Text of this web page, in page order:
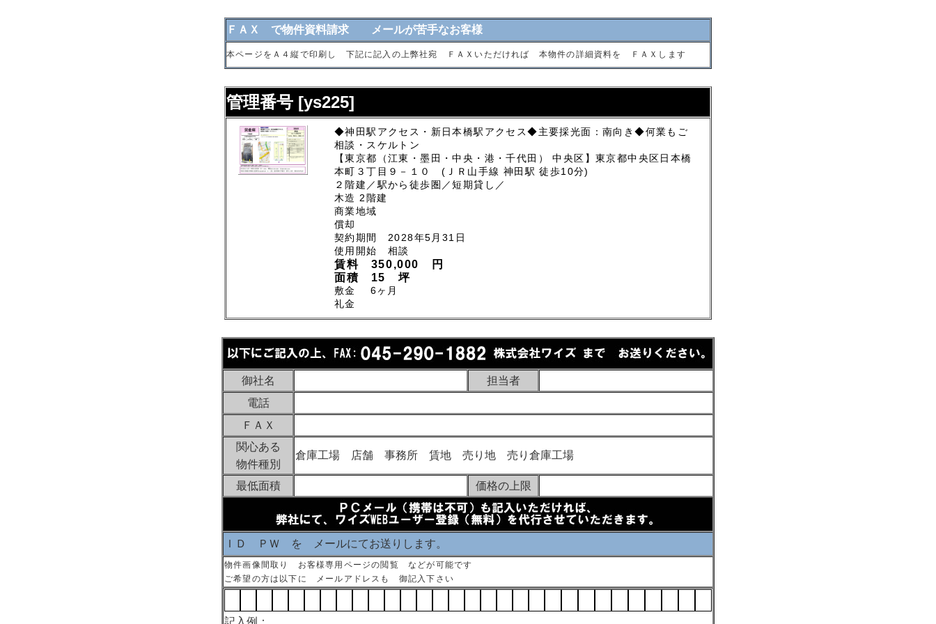
ＦＡＸ で物件資料請求 メールが苦手なお客様
本ページをＡ４縦で印刷し 下記に記入の上弊社宛 ＦＡＸいただければ 本物件の詳細資料を ＦＡＸします
管理番号 [ys225]
◆神田駅アクセス・新日本橋駅アクセス◆主要採光面：南向き◆何業もご
相談・スケルトン
【東京都（江東・墨田・中央・港・千代田） 中央区】東京都中央区日本橋
本町３丁目９－１０ (ＪＲ山手線 神田駅 徒歩10分)
２階建／駅から徒歩圏／短期貸し／
木造 2階建
商業地域
償却
契約期間 2028年5月31日
使用開始 相談
賃料 350,000 円
面積 15 坪
敷金 6ヶ月
礼金
御社名
担当者
電話
ＦＡＸ
関心ある
物件種別
倉庫工場 店舗 事務所 賃地 売り地 売り倉庫工場
最低面積 価格の上限
ＩＤ ＰＷ を メールにてお送りします。
物件画像間取り お客様専用ページの閲覧 などが可能です
ご希望の方は以下に メールアドレスも 御記入下さい
記入例：